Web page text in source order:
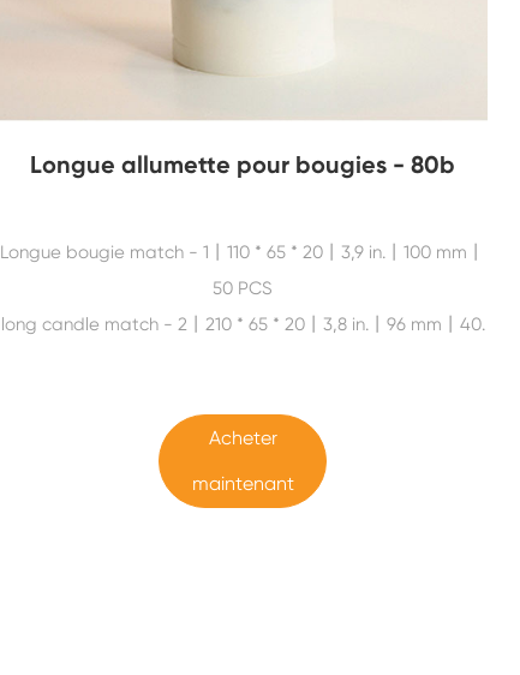
Longue allumette pour bougies - 80b
Longue bougie match - 1丨110 * 65 * 20丨3,9 in.丨100 mm丨
50 PCS
long candle match - 2丨210 * 65 * 20丨3,8 in.丨96 mm丨40.
Acheter
maintenant